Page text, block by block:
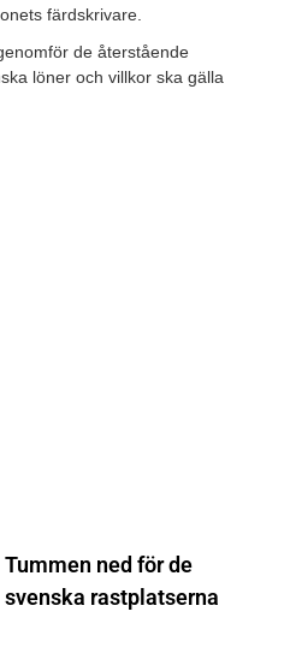
färdskrivare.
de återstående
löner och villkor ska gälla
Tummen ned för de
svenska rastplatserna